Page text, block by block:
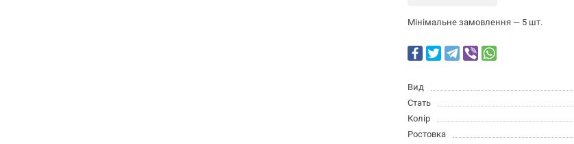
Мінімальне замовлення — 5 шт.
Вид
Стать
Колір
Ростовка